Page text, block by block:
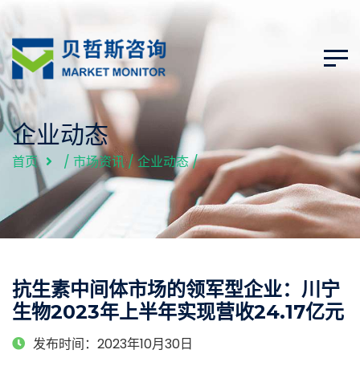
企业动态
首页 / 市场资讯/企业动态/
抗生素中间体市场的领军型企业：川宁
生物2023年上半年实现营收24.17亿元
发布时间：2023年10月30日